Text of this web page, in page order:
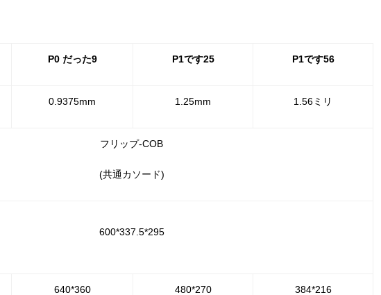
P0 だった9 P1です25 P1です56
0.9375mm 1.25mm 1.56ミリ
フリップ-COB
(共通カソード)
600*337.5*295
640*360 480*270 384*216